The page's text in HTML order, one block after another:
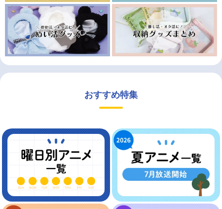
おすすめ特集